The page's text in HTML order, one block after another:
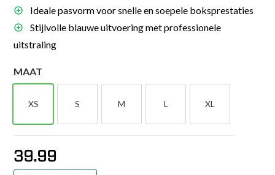
Ideale pasvorm voor snelle en soepele boksprestaties
Stijlvolle blauwe uitvoering met professionele
uitstraling
MAAT
XS S M L XL
39.99